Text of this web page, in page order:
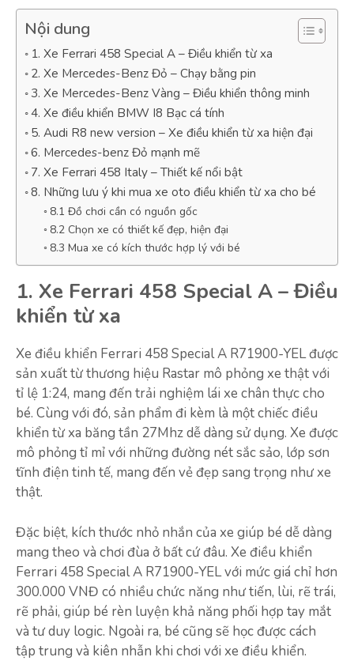
Nội dung
1. Xe Ferrari 458 Special A – Điều khiển từ xa
2. Xe Mercedes-Benz Đỏ – Chạy bằng pin
3. Xe Mercedes-Benz Vàng – Điều khiển thông minh
4. Xe điều khiển BMW I8 Bạc cá tính
5. Audi R8 new version – Xe điều khiển từ xa hiện đại
6. Mercedes-benz Đỏ mạnh mẽ
7. Xe Ferrari 458 Italy – Thiết kế nổi bật
8. Những lưu ý khi mua xe oto điều khiển từ xa cho bé
8.1 Đồ chơi cần có nguồn gốc
8.2 Chọn xe có thiết kế đẹp, hiện đại
8.3 Mua xe có kích thước hợp lý với bé
1. Xe Ferrari 458 Special A – Điều
khiển từ xa
Xe điều khiển Ferrari 458 Special A R71900-YEL được
sản xuất từ thương hiệu Rastar mô phỏng xe thật với
tỉ lệ 1:24, mang đến trải nghiệm lái xe chân thực cho
bé. Cùng với đó, sản phẩm đi kèm là một chiếc điều
khiển từ xa băng tần 27Mhz dễ dàng sử dụng. Xe được
mô phỏng tỉ mỉ với những đường nét sắc sảo, lớp sơn
tĩnh điện tinh tế, mang đến vẻ đẹp sang trọng như xe
thật.
Đặc biệt, kích thước nhỏ nhắn của xe giúp bé dễ dàng
mang theo và chơi đùa ở bất cứ đâu. Xe điều khiển
Ferrari 458 Special A R71900-YEL với mức giá chỉ hơn
300.000 VNĐ có nhiều chức năng như tiến, lùi, rẽ trái,
rẽ phải, giúp bé rèn luyện khả năng phối hợp tay mắt
và tư duy logic. Ngoài ra, bé cũng sẽ học được cách
tập trung và kiên nhẫn khi chơi với xe điều khiển.